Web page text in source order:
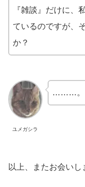
『雑談』だけに、
ているのですが、
か？
ユメガシラ
………。
以上、またお会いし